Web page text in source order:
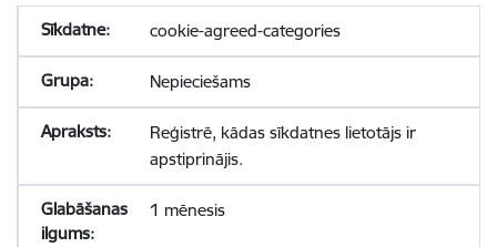
cookie-agreed-categories
Nepieciešams
Reģistrē, kādas sīkdatnes lietotājs ir
apstiprinājis.
1 mēnesis